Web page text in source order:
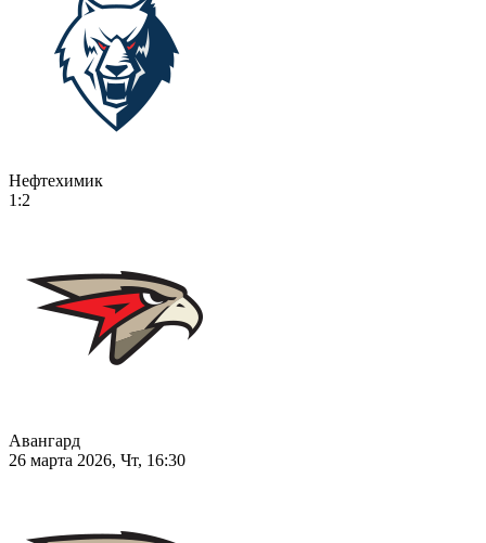
Нефтехимик
1:2
Авангард
26 марта 2026, Чт, 16:30